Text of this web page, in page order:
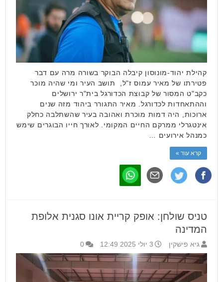
קהילת יהוד-מונוסון קיבלה הבוקר בשורה מרה עם דבר
פטירתו של מאיר עמוס ז"ל, תושב העיר ומי שהיה מוכר
כקב"ט המסור של קבוצת הכדורגל בית"ר ירושלים
וההתאחדות לכדורגל. מאיר התגורר ביהוד מזה שנים
ארוכות, היה דמות מוכרת ואהובה בעיר שהשתלבה כחלק
אינטגרלי ממרקם החיים המקומי. לאורך חייו הבוגרים שימש
כמנהל אירועים …
קרא עוד »
טניס שולחן: אופק קריית אונו סגנית אלופת
המדינה
גיא פישקין 3 יולי 2025 12:49 0